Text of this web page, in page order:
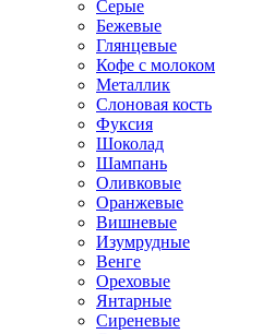
Серые
Бежевые
Глянцевые
Кофе с молоком
Металлик
Слоновая кость
Фуксия
Шоколад
Шампань
Оливковые
Оранжевые
Вишневые
Изумрудные
Венге
Ореховые
Янтарные
Сиреневые